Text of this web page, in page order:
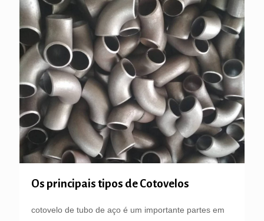
Os principais tipos de Cotovelos
cotovelo de tubo de aço é um importante partes em